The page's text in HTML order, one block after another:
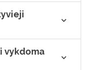
vykdoma